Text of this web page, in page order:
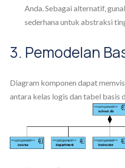
Anda. Sebagai alternatif,
sederhana untuk abstraksi
3. Pemodelan
Diagram komponen dapat
antara kelas logis dan tabel basis